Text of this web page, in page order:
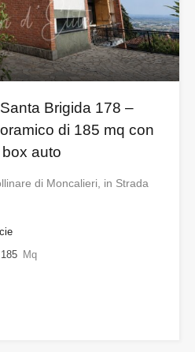
Brigida 178 –
di 185 mq con
auto
di Moncalieri, in Strada
185 Mq